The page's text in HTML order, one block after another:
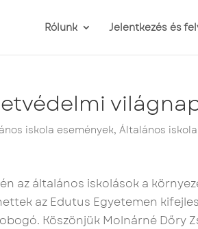
Rólunk Jelentkezés és
iskola események,Általános
az általános iskolások a
az Edutus Egyetemen
Köszönjük Molnárné Dőry